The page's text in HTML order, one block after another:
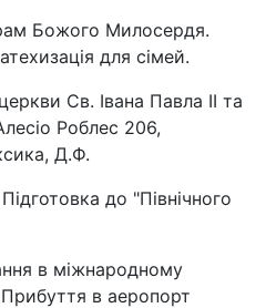
Божого Милосердя.
для сімей.
Св. Івана Павла ІІ та
Роблес 206,
Д.Ф.
до "Північного
в міжнародному
в аеропорт